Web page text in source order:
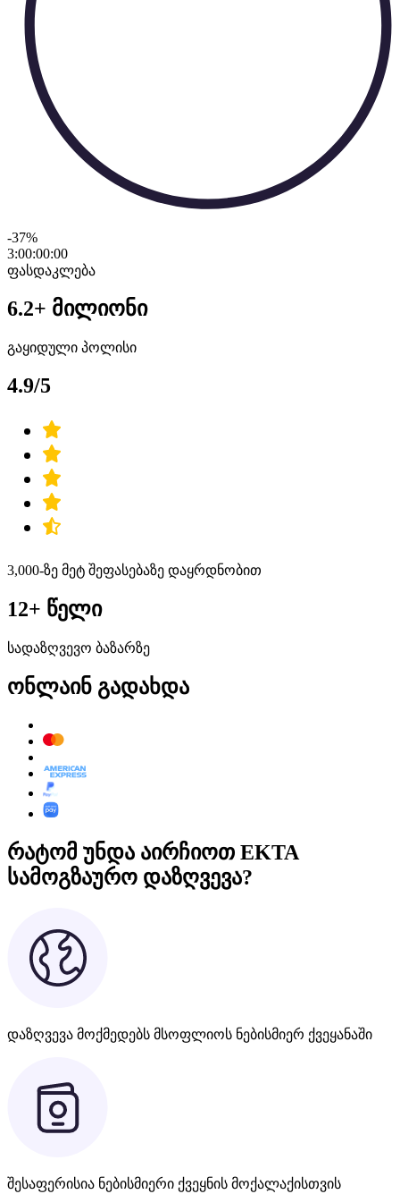
-37%
3:00:00:00
ფასდაკლება
6.2+ მილიონი
გაყიდული პოლისი
4.9/5
3,000-ზე მეტ შეფასებაზე დაყრდნობით
12+ წელი
სადაზღვევო ბაზარზე
ონლაინ გადახდა
რატომ უნდა აირჩიოთ EKTA
სამოგზაურო დაზღვევა?
დაზღვევა მოქმედებს მსოფლიოს ნებისმიერ ქვეყანაში
შესაფერისია ნებისმიერი ქვეყნის მოქალაქისთვის